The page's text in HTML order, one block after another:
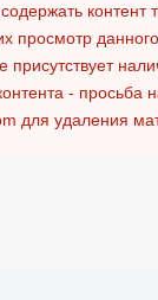
контент
просмотр
присутствует
- просьба
для удаления